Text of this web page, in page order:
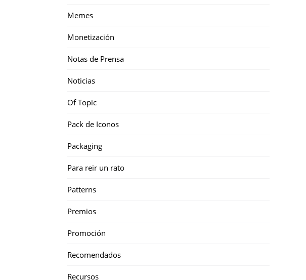
Memes
Monetización
Notas de Prensa
Noticias
Of Topic
Pack de Iconos
Packaging
Para reir un rato
Patterns
Premios
Promoción
Recomendados
Recursos